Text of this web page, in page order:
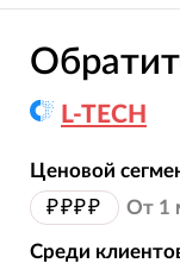
L-TECH
Ценовой
₽₽₽₽ От 1
Среди